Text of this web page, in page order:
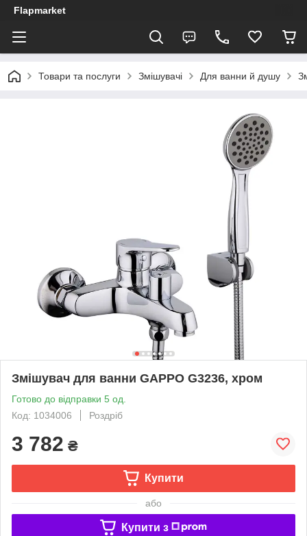
Flapmarket
Товари та послуги Змішувачі Для ванни й душу
Змішувач для ванни GAPPO G3236, хром
Готово до відправки 5 од.
Код: 1034006
Роздріб
3 782 ₴
Купити
або
Купити з